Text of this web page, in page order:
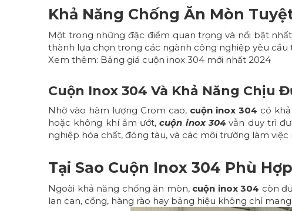
Khả Năng Chống Ăn Mòn
Một trong những đặc điểm quan trọng và nổi bật
thành lựa chọn trong các ngành công nghiệp yêu cầu
Xem thêm: Bảng giá cuộn inox 304 mới nhất 2024
Cuộn Inox 304 Và Khả Năng Chịu
Nhờ vào hàm lượng Crom cao, cuộn inox 304 có
hoặc không khí ẩm ướt,cuộn inox 304vẫn duy trì
nghiệp hóa chất, đóng tàu, và các môi trường làm việc
Tại Sao Cuộn Inox 304 Phù
Ngoài khả năng chống ăn mòn, cuộn inox 304 còn
lan can, cổng, hàng rào hay bảng hiệu không chỉ